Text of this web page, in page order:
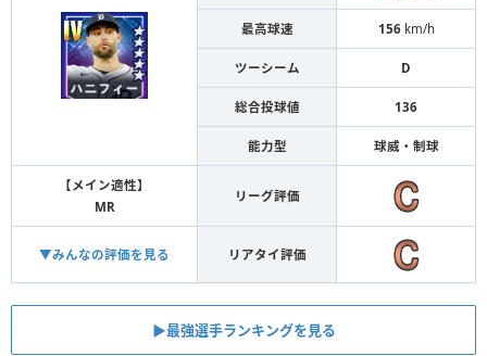
最高球速 156km/h
ツーシーム D
総合投球値 136
能力型 球威・制球
【メイン適性】
MR
リーグ評価
▼みんなの評価を見る リアタイ評価
▶︎最強選手ランキングを見る